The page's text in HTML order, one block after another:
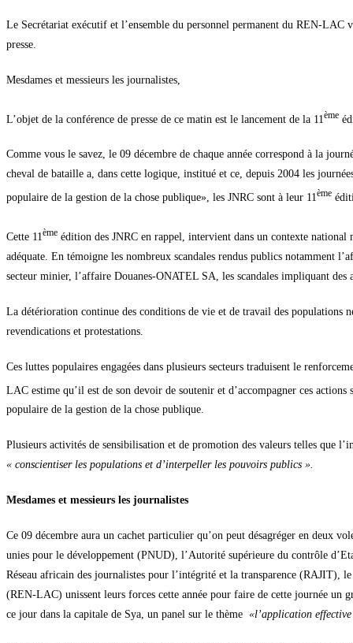
Le Secrétariat exécutif et l’ensemble du personnel permanent du REN-LAC
presse.
Mesdames et messieurs les journalistes,
L’objet de la conférence de presse de ce matin est le lancement de la 11ème
Comme vous le savez, le 09 décembre de chaque année correspond à la
cheval de bataille a, dans cette logique, institué et ce, depuis 2004 les
populaire de la gestion de la chose publique», les JNRC sont à leur 11 ème
Cette 11ème édition des JNRC en rappel, intervient dans un contexte
adéquate. En témoigne les nombreux scandales rendus publics notamment
secteur minier, l’affaire Douanes-ONATEL SA, les scandales impliquant
La détérioration continue des conditions de vie et de travail des populations
revendications et protestations.
Ces luttes populaires engagées dans plusieurs secteurs traduisent le
LAC estime qu’il est de son devoir de soutenir et d’accompagner ces
populaire de la gestion de la chose publique.
Plusieurs activités de sensibilisation et de promotion des valeurs telles que
« conscientiser les populations et d’interpeller les pouvoirs publics ».
Mesdames et messieurs les journalistes
Ce 09 décembre aura un cachet particulier qu’on peut désagréger en deux
unies pour le développement (PNUD), l’Autorité supérieure du contrôle
Réseau africain des journalistes pour l’intégrité et la transparence (RAJIT),
(REN-LAC) unissent leurs forces cette année pour faire de cette journée
ce jour dans la capitale de Sya, un panel sur le thème «l’application